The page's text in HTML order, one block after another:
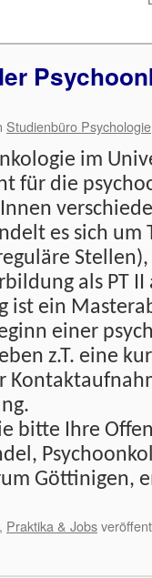
Studienbüro Psychologie
im
für die
es sich um
als PT
ist ein
einer
z.T. eine
bitte Ihre
Göttinigen,
, Praktika & Jobs